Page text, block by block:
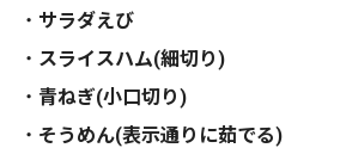
サラダえび
スライスハム(細切り)
青ねぎ(小口切り)
そうめん(表示通りに茹でる)